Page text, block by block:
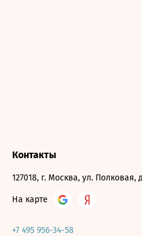
Контакты
127018, г. Москва, ул. Полковая,
На карте
+7 495 956-34-58